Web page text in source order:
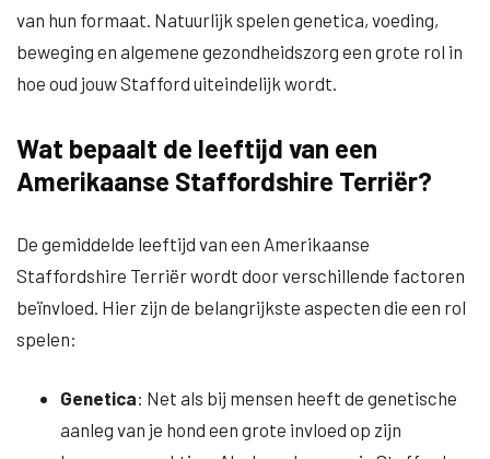
van hun formaat. Natuurlijk spelen genetica, voeding,
beweging en algemene gezondheidszorg een grote rol in
hoe oud jouw Stafford uiteindelijk wordt.
Wat bepaalt de leeftijd van een
Amerikaanse Staffordshire Terriër?
De gemiddelde leeftijd van een Amerikaanse
Staffordshire Terriër wordt door verschillende factoren
beïnvloed. Hier zijn de belangrijkste aspecten die een rol
spelen:
Genetica: Net als bij mensen heeft de genetische
aanleg van je hond een grote invloed op zijn